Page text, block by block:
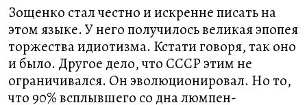
Зощенко стал честно и искренне писать на
этом языке. У него получилось великая эпопея
торжества идиотизма. Кстати говоря, так оно
и было. Другое дело, что СССР этим не
ограничивался. Он эволюционировал. Но то,
что 90% всплывшего со дна люмпен-